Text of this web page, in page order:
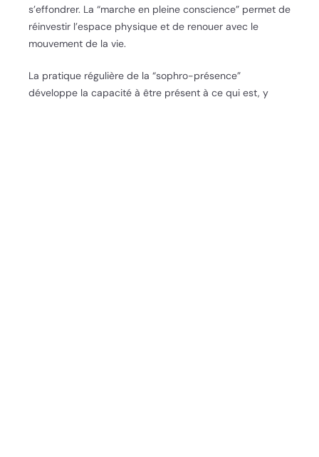
s’effondrer. La “marche en pleine conscience” permet de
réinvestir l’espace physique et de renouer avec le
mouvement de la vie.
La pratique régulière de la “sophro-présence”
développe la capacité à être présent à ce qui est, y